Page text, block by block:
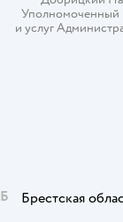
Уполномоченный
и услуг
Б Брестская